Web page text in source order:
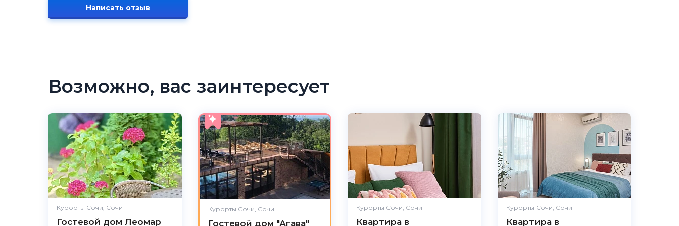
Написать отзыв
Возможно, вас заинтересует
Курорты Сочи, Сочи
Гостевой дом Леомар
Курорты Сочи, Сочи
Гостевой дом "Агава"
Курорты Сочи, Сочи
Квартира в
Курорты Сочи, Сочи
Квартира в